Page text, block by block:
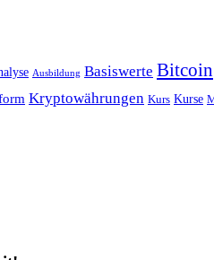
Ausbildung Basiswerte Bitcoin
Kryptowährungen Kurs Kurse